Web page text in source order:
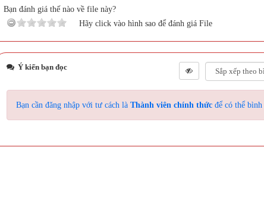
Bạn đánh giá thế nào về file này?
Hãy click vào hình sao để đánh giá File
Ý kiến bạn đọc
Bạn cần đăng nhập với tư cách là Thành viên chính thức để có thể bình